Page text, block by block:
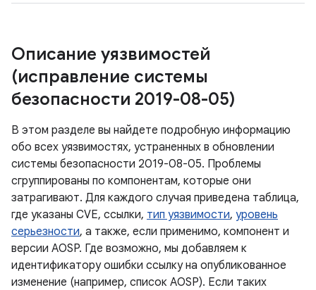
Описание уязвимостей
(исправление системы
безопасности 2019-08-05)
В этом разделе вы найдете подробную информацию
обо всех уязвимостях, устраненных в обновлении
системы безопасности 2019-08-05. Проблемы
сгруппированы по компонентам, которые они
затрагивают. Для каждого случая приведена таблица,
где указаны CVE, ссылки, тип уязвимости, уровень
серьезности, а также, если применимо, компонент и
версии AOSP. Где возможно, мы добавляем к
идентификатору ошибки ссылку на опубликованное
изменение (например, список AOSP). Если таких